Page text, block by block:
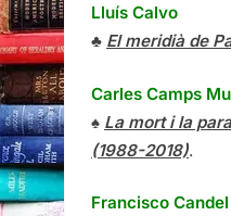
Lluís Calvo
♣ El meridià de
Carles Camps
♠ La mort i la
(1988-2018).
Francisco Candel